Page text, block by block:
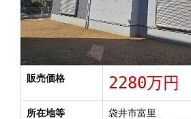
販売価格 2280万円
所在地等
袋井市富里